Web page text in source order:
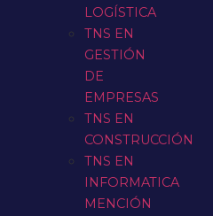
LOGÍSTICA
TNS EN
GESTIÓN
DE
EMPRESAS
TNS EN
CONSTRUCCIÓN
TNS EN
INFORMATICA
MENCIÓN